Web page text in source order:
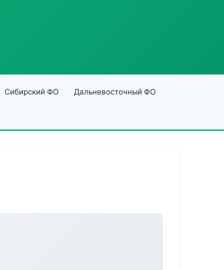
Сибирский ФО Дальневосточный ФО